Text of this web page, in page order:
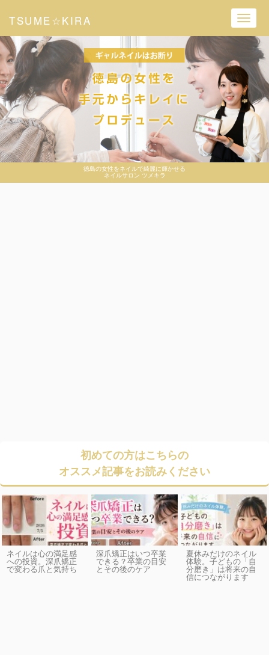
徳島の女性をネイルで綺麗に輝かせる
ネイルサロン ツメキラ
TSUME☆KIRA
初めての方はこちらの
オススメ記事をお読みください
ネイルは心の満足感
への投資。深爪矯正
で変わる爪と気持ち
深爪矯正はいつ卒業
できる？卒業の目安
とその後のケア
夏休みだけのネイル
体験。子どもの「自
分磨き」は将来の自
信につながります